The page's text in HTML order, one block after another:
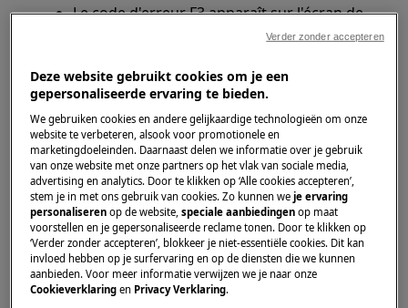
Le code d'erreur F3 apparaît sur l'écran de
Concerne:
plaques à induction avec fonction
SenseBoil®
Solution:
1. Assurez-vous que la surface de la table de
cuisson est sèche.
2. Ne pas allumer une zone avec une casserole
vide dessus
Deze website gebruikt cookies om je een
gepersonaliseerde ervaring te bieden.
We gebruiken cookies en andere gelijkaardige technologieën om onze
website te verbeteren, alsook voor promotionele en
marketingdoeleinden. Daarnaast delen we informatie over je gebruik
van onze website met onze partners op het vlak van sociale media,
advertising en analytics. Door te klikken op ‘Alle cookies accepteren’,
stem je in met ons gebruik van cookies. Zo kunnen weje ervaring
personaliseren op de website,speciale aanbiedingen op maat
voorstellen en je gepersonaliseerde reclame tonen. Door te klikken op
‘Verder zonder accepteren’, blokkeer je niet-essentiële cookies. Dit kan
invloed hebben op je surfervaring en op de diensten die we kunnen
aanbieden. Voor meer informatie verwijzen we je naar onze
Cookieverklaring en Privacy Verklaring.
Verder zonder accepteren